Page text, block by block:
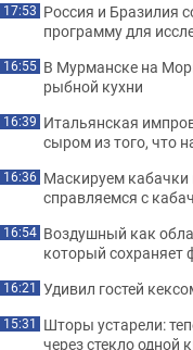
17:53 Россия и Бразилия
программу для
16:55 В Мурманске на
рыбной кухни
16:39 Итальянская
сыром из того, что
16:36 Маскируем кабачки
справляемся с
16:54 Воздушный как
который сохраняет
16:21 Удивил гостей
15:31 Шторы устарели:
через стекло одной